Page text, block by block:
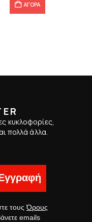
ΑΓΟΡΑ
κυκλοφορίες,
πολλά άλλα.
τουςΌρους
emails